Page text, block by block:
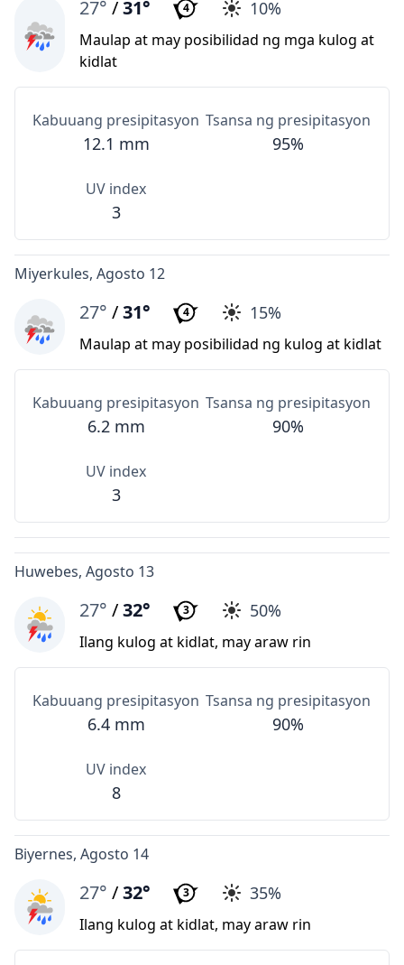
27° /31° 4 10%
Maulap at may posibilidad ng mga kulog at
kidlat
Kabuuang presipitasyon
12.1 mm
Tsansa ng presipitasyon
95%
UV index
3
Miyerkules, Agosto 12
27° /31° 4 15%
Maulap at may posibilidad ng kulog at kidlat
Kabuuang presipitasyon
6.2 mm
Tsansa ng presipitasyon
90%
UV index
3
Huwebes, Agosto 13
27° /32° 3 50%
Ilang kulog at kidlat, may araw rin
Kabuuang presipitasyon
6.4 mm
Tsansa ng presipitasyon
90%
UV index
8
Biyernes, Agosto 14
27° /32° 3 35%
Ilang kulog at kidlat, may araw rin